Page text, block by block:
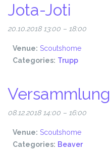
Jota-Joti
20.10.2018 13:00 – 18:00
Venue: Scoutshome
Categories: Trupp
Versammlung
08.12.2018 14:00 – 16:00
Venue: Scoutshome
Categories: Beaver